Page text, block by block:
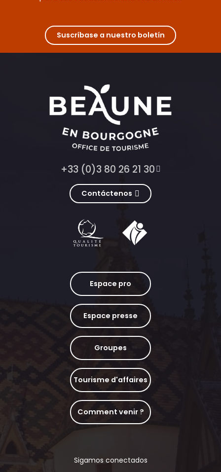
Suscríbase a nuestro boletín
+33 (0)3 80 26 21 30
Contáctenos
Espace pro
Espace presse
Groupes
Tourisme d'affaires
Comment venir ?
Sigamos conectados